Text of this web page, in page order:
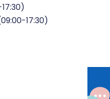
17:30)